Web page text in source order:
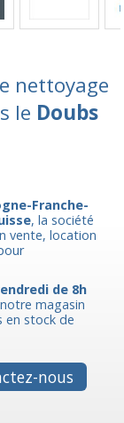
nettoyage
le Doubs
Franche-
, la société
vente, location
de 8h
magasin
en stock de
nous